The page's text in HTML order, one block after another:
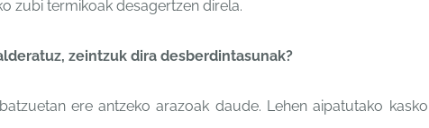
zubitermikoak desagertzen direla.
zeintzuk diradesberdintasunak?
batzuetan ere antzeko arazoak daude. Lehen aipatutako kasko